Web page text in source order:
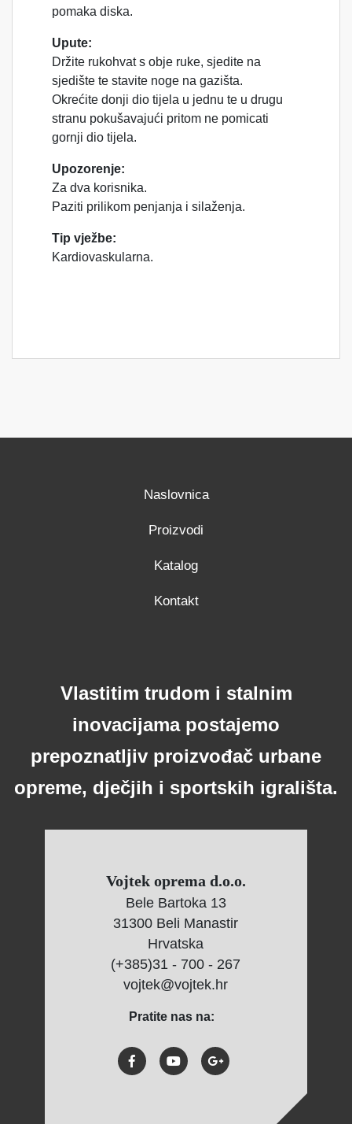
pomaka diska.
Upute:
Držite rukohvat s obje ruke, sjedite na
sjedište te stavite noge na gazišta.
Okrećite donji dio tijela u jednu te u drugu
stranu pokušavajući pritom ne pomicati
gornji dio tijela.
Upozorenje:
Za dva korisnika.
Paziti prilikom penjanja i silaženja.
Tip vježbe:
Kardiovaskularna.
Naslovnica
Proizvodi
Katalog
Kontakt
Vlastitim trudom i stalnim
inovacijama postajemo
prepoznatljiv proizvođač urbane
opreme, dječjih i sportskih igrališta.
Vojtek oprema d.o.o.
Bele Bartoka 13
31300 Beli Manastir
Hrvatska
(+385)31 - 700 - 267
vojtek@vojtek.hr
Pratite nas na: